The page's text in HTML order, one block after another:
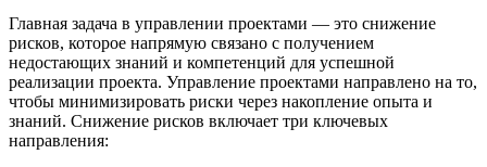
Главная задача в управлении проектами — это снижение
рисков, которое напрямую связано с получением
недостающих знаний и компетенций для успешной
реализации проекта. Управление проектами направлено на то,
чтобы минимизировать риски через накопление опыта и
знаний. Снижение рисков включает три ключевых
направления: